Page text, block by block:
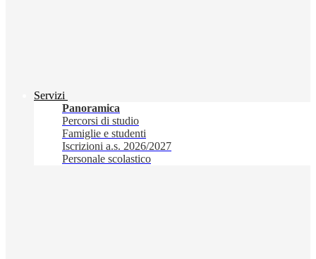
Servizi
Panoramica
Percorsi di studio
Famiglie e studenti
Iscrizioni a.s. 2026/2027
Personale scolastico